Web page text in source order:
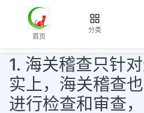
首页
分类
1. 海关稽查只针
实上，海关稽查
进行检查和审查